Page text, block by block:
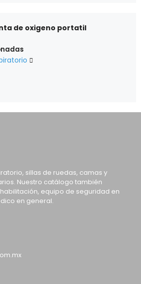
de oxigeno portatil

sillas de ruedas, camas y
Nuestro catálogo también
equipo de seguridad en
en general.